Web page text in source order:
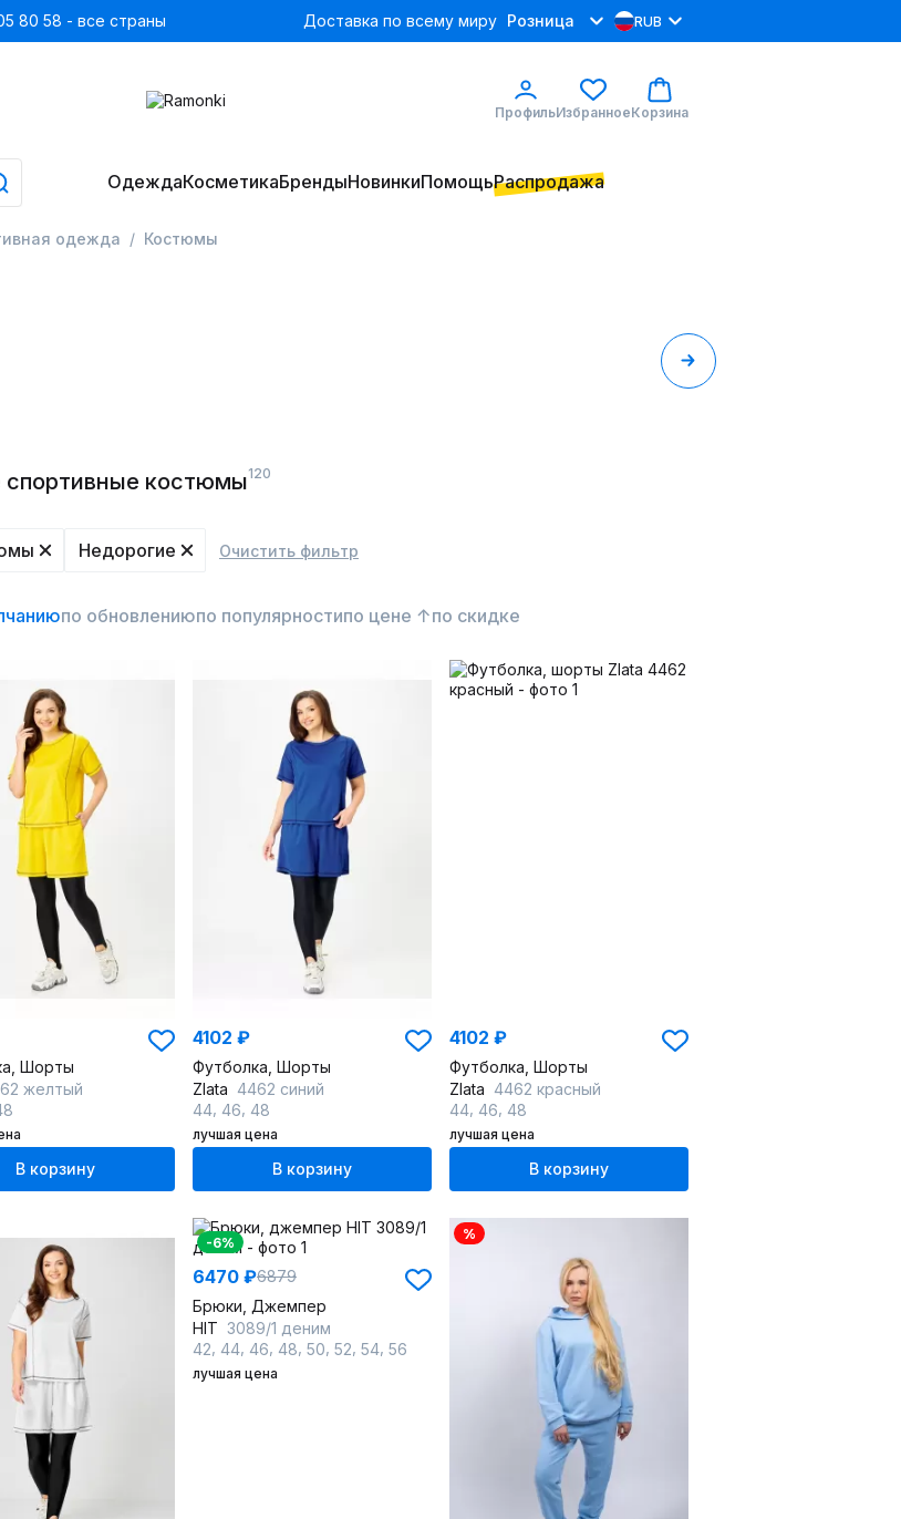
80 58 - все страны Доставка по всему миру Розница RUB
ПрофильИзбранноеКорзина
ОдеждаКосметикаБрендыНовинкиПомощьРаспродажа
одежда Костюмы
спортивные костюмы120
Недорогие Очистить фильтр
по обновлениюпо популярностипо цене ↑по скидке
Шорты
желтый
В корзину
4102 ₽
Футболка, Шорты
Zlata 4462 синий
44 46 48
лучшая цена
В корзину
4102 ₽
Футболка, Шорты
Zlata 4462 красный
44 46 48
лучшая цена
В корзину
-6%
6470 ₽6879
Брюки, Джемпер
HIT 3089/1 деним
42 44 46 48 50 52 54 56
лучшая цена
%